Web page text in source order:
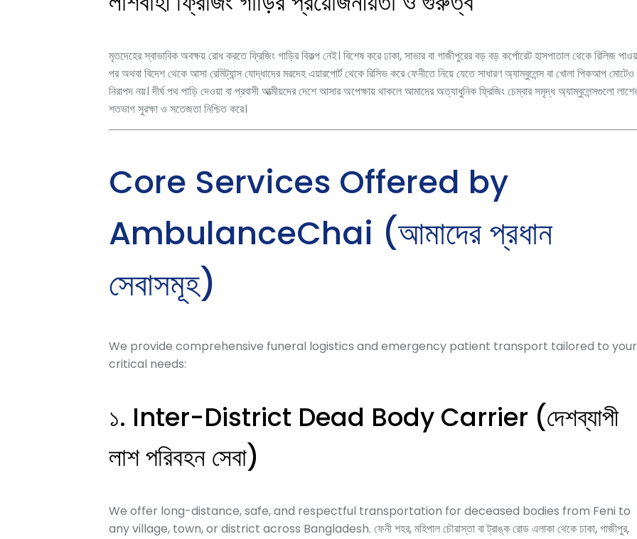
মৃতদেহের স্বাভাবিক অবক্ষয় রোধ করতে ফ্রিজিং গাড়ির বিকল্প নেই। বিশেষ করে ঢাকা, সাভার বা গাজীপুরের বড় বড় কর্পোরেট হাসপাতাল থেকে রিলিজ
পর অথবা বিদেশ থেকে আসা রেমিট্যান্স যোদ্ধাদের মরদেহ এয়ারপোর্ট থেকে রিসিভ করে ফেনীতে নিয়ে যেতে সাধারণ অ্যাম্বুলেন্স বা খোলা পিকআপ মোটেও
নিরাপদ নয়। দীর্ঘ পথ পাড়ি দেওয়া বা প্রবাসী আত্মীয়দের দেশে আসার অপেক্ষায় থাকলে আমাদের অত্যাধুনিক ফ্রিজিং চেম্বার সমৃদ্ধ অ্যাম্বুলেন্সগুলো
শতভাগ সুরক্ষা ও সতেজতা নিশ্চিত করে।
Core Services Offered by
AmbulanceChai (আমাদের প্রধান
সেবাসমূহ)
We provide comprehensive funeral logistics and emergency patient transport tailored to your
critical needs:
১. Inter-District Dead Body Carrier (দেশব্যাপী
লাশ পরিবহন সেবা)
We offer long-distance, safe, and respectful transportation for deceased bodies from Feni to
any village, town, or district across Bangladesh. ফেনী শহর, মহিপাল চৌরাস্তা বা ট্রাঙ্ক রোড এলাকা থেকে ঢাকা, গাজীপুর,